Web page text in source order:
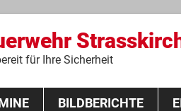
für Ihre Sicherheit
Zum
BILDBERICHTE